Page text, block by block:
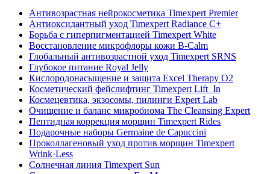
Антивозрастная нейрокосметика Timexpert Premier
Антиоксидантный уход Timexpert Radiance C+
Борьба с гиперпигментацией Timexpert White
Восстановление микрофлоры кожи B-Calm
Глобальный антивозрастной уход Timexpert SRNS
Глубокое питание Royal Jelly
Кислородонасыщение и защита Excel Therapy O2
Косметический фейслифтинг Timexpert Lift_In
Космецевтика, экзосомы, пилинги Expert Lab
Очищение и баланс микробиома The Cleansing Expert
Пептидная коррекция морщин Timexpert Rides
Подарочные наборы Germaine de Capuccini
Проколлагеновый уход против морщин Timexpert
Wrink·Less
Солнечная линия Timexpert Sun